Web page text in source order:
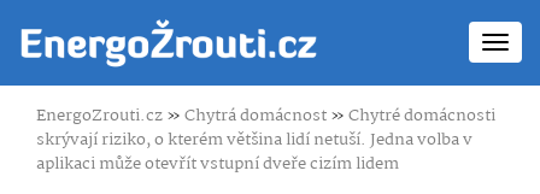
EnergoZrouti.cz»Chytrá domácnost»Chytré domácnosti
skrývají riziko, o kterém většina lidí netuší. Jedna volba v
aplikaci může otevřít vstupní dveře cizím lidem